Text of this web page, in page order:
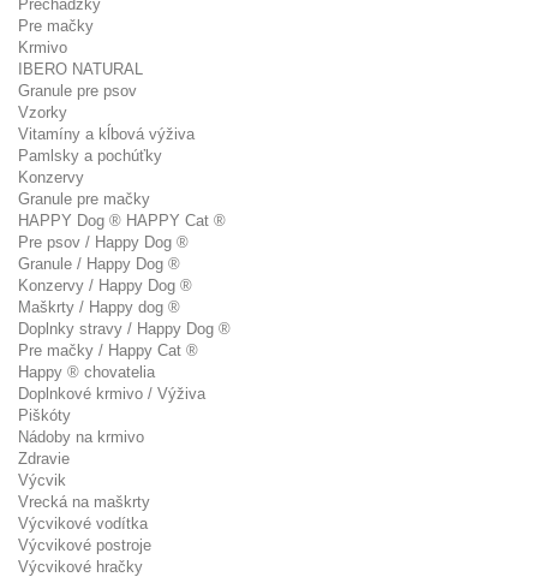
Prechádzky
Pre mačky
Krmivo
IBERO NATURAL
Granule pre psov
Vzorky
Vitamíny a kĺbová výživa
Pamlsky a pochúťky
Konzervy
Granule pre mačky
HAPPY Dog ® HAPPY Cat ®
Pre psov / Happy Dog ®
Granule / Happy Dog ®
Konzervy / Happy Dog ®
Maškrty / Happy dog ®
Doplnky stravy / Happy Dog ®
Pre mačky / Happy Cat ®
Happy ® chovatelia
Doplnkové krmivo / Výživa
Piškóty
Nádoby na krmivo
Zdravie
Výcvik
Vrecká na maškrty
Výcvikové vodítka
Výcvikové postroje
Výcvikové hračky